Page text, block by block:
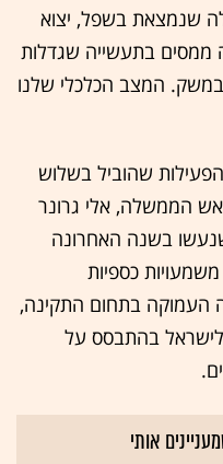
שנמצאת בשפל, יצוא
בתעשייה שגדלות
המצב הכלכלי שלנו
שהוביל בשלוש
הממשלה, אלי גרונר
בשנה האחרונה
כספיות
העמוקה בתחום התקינה,
בהתבסס על
אותי